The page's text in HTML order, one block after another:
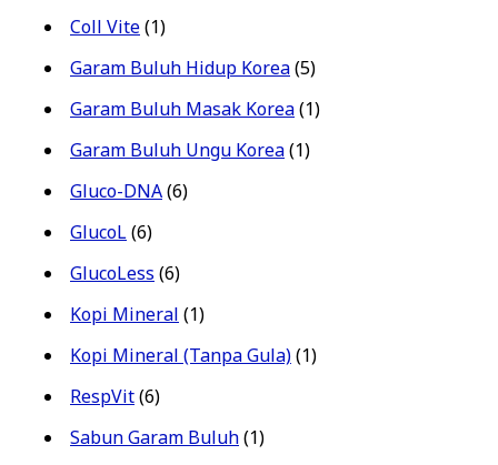
Coll Vite(1)
Garam Buluh Hidup Korea(5)
Garam Buluh Masak Korea(1)
Garam Buluh Ungu Korea(1)
Gluco-DNA(6)
GlucoL(6)
GlucoLess (6)
Kopi Mineral (1)
Kopi Mineral (Tanpa Gula)(1)
RespVit(6)
Sabun Garam Buluh(1)